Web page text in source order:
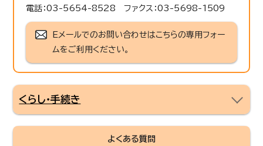
電話：03-5654-8528 ファクス：03-5698-1509
Eメールでのお問い合わせはこちらの専用フォー
ムをご利用ください。
くらし・手続き
よくある質問